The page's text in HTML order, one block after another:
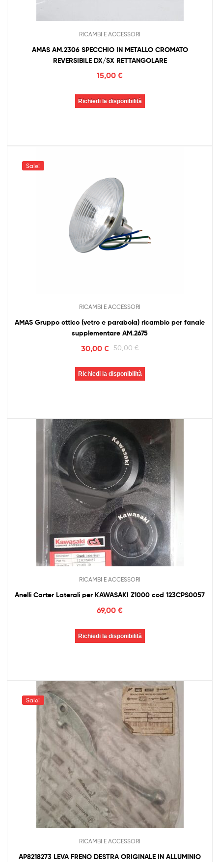
RICAMBI E ACCESSORI
AMAS AM.2306 SPECCHIO IN METALLO CROMATO
REVERSIBILE DX/SX RETTANGOLARE
15,00 €
Richiedi la disponibilità
Sale!
RICAMBI E ACCESSORI
AMAS Gruppo ottico (vetro e parabola) ricambio per fanale
supplementare AM.2675
50,00€
30,00 €
Richiedi la disponibilità
RICAMBI E ACCESSORI
Anelli Carter Laterali per KAWASAKI Z1000 cod 123CPS0057
69,00 €
Richiedi la disponibilità
Sale!
RICAMBI E ACCESSORI
AP8218273 LEVA FRENO DESTRA ORIGINALE IN ALLUMINIO